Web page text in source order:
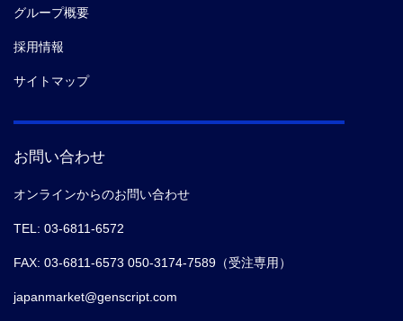
グループ概要
採用情報
サイトマップ
お問い合わせ
オンラインからのお問い合わせ
TEL: 03-6811-6572
FAX: 03-6811-6573 050-3174-7589（受注専用）
japanmarket@genscript.com